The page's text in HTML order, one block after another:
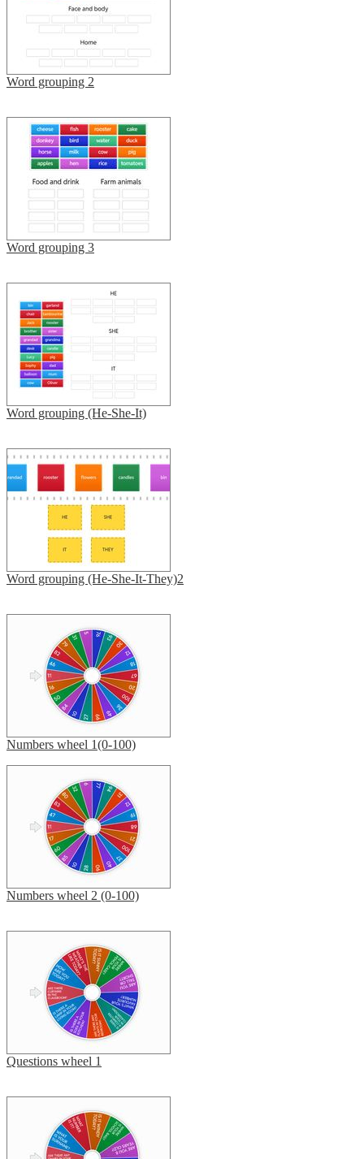
Word grouping 2
Word grouping 3
Word grouping (He-She-It)
Word grouping (He-She-It-They)2
Numbers wheel 1(0-100)
Numbers wheel 2 (0-100)
Questions wheel 1